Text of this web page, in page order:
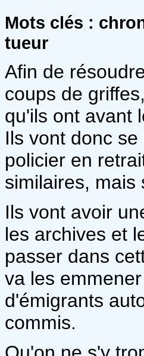
Mots clés :
tueur
Afin de
coups de
qu'ils ont avant
Ils vont donc
policier en
similaires, mais
Ils vont avoir
les archives et
passer dans
va les
d'émigrants
commis.